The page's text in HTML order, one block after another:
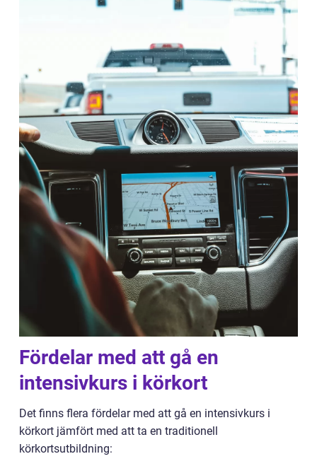
Fördelar med att gå en
intensivkurs i körkort
Det finns flera fördelar med att gå en intensivkurs i
körkort jämfört med att ta en traditionell
körkortsutbildning: